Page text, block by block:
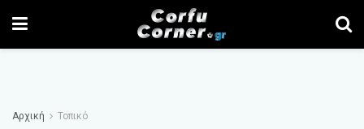
Αρχική Τοπικό